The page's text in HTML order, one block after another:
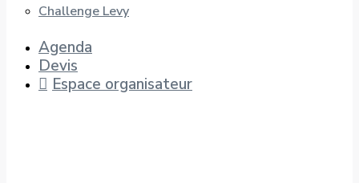
Challenge Levy
Agenda
Devis
Espace organisateur